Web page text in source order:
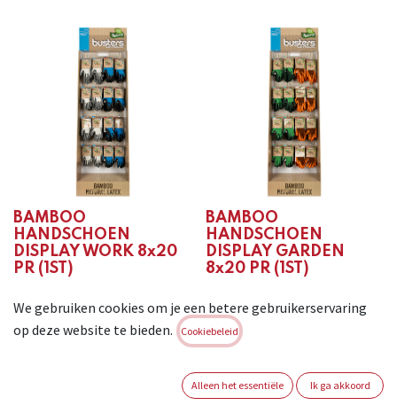
BAMBOO
HANDSCHOEN
DISPLAY WORK 8x20
PR (1ST)
verder te gaan
BAMBOO
HANDSCHOEN
DISPLAY GARDEN
8x20 PR (1ST)
verder te gaan
We gebruiken cookies om je een betere gebruikerservaring
op deze website te bieden.
Cookiebeleid
Alleen het essentiële Ik ga akkoord